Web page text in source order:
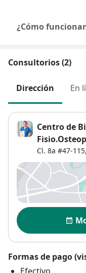
¿Cómo
Consultorios (2)
Dirección En
Centro de
Cl. 8a #47-115,
Disponibilidad
Formas de pago